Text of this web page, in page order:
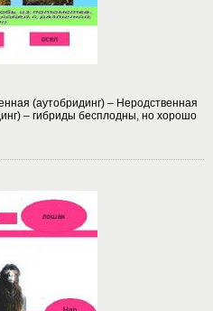
(аутобридинг) – Неродственная
– гибриды бесплодны, но хорошо